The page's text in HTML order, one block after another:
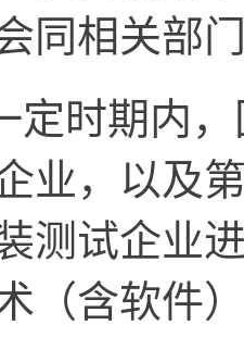
同相关部
定时期内
业，以及
测试企业
（含软件